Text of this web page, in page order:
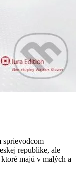
sprievodcom
republike, ale
majú v malých a